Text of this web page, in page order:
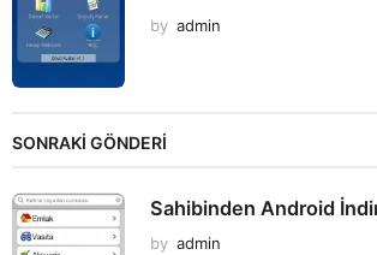
by admin
SONRAKİ GÖNDERİ
Sahibinden Android
by admin